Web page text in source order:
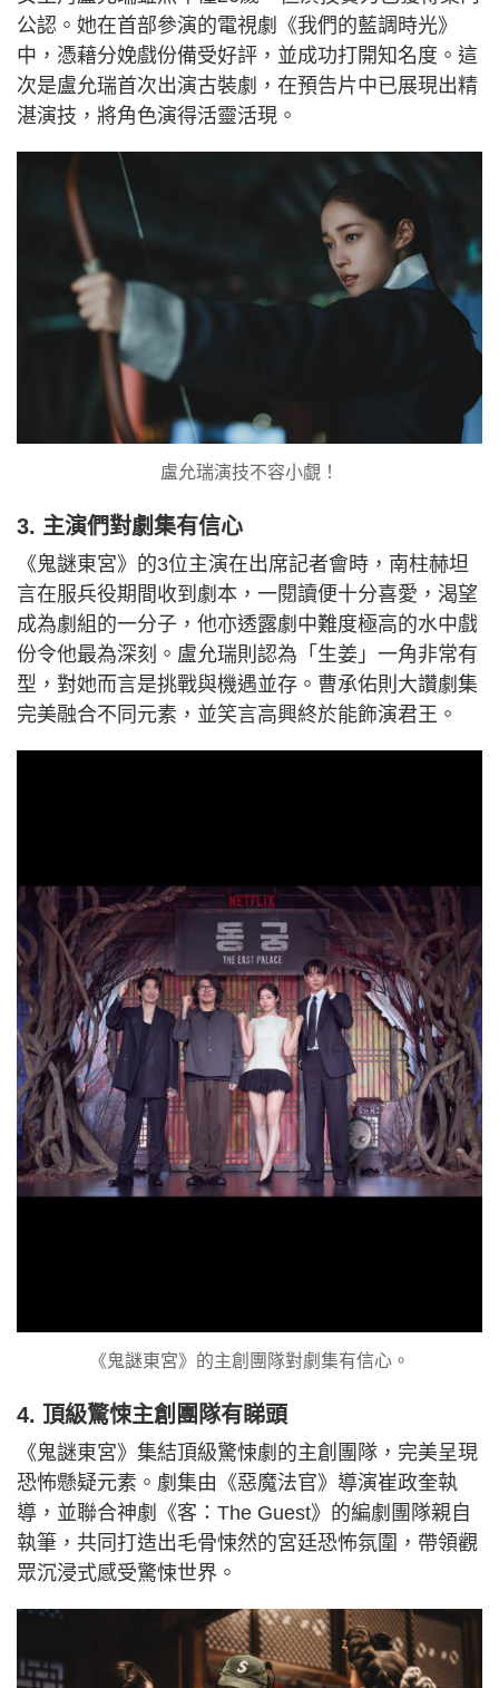
公認。她在首部參演的電視劇《我們的藍調時光》
中，憑藉分娩戲份備受好評，並成功打開知名度。這
次是盧允瑞首次出演古裝劇，在預告片中已展現出精
湛演技，將角色演得活靈活現。
盧允瑞演技不容小覷！
3. 主演們對劇集有信心
《鬼謎東宮》的3位主演在出席記者會時，南柱赫坦
言在服兵役期間收到劇本，一閱讀便十分喜愛，渴望
成為劇組的一分子，他亦透露劇中難度極高的水中戲
份令他最為深刻。盧允瑞則認為「生姜」一角非常有
型，對她而言是挑戰與機遇並存。曹承佑則大讚劇集
完美融合不同元素，並笑言高興終於能飾演君王。
《鬼謎東宮》的主創團隊對劇集有信心。
4. 頂級驚悚主創團隊有睇頭
《鬼謎東宮》集結頂級驚悚劇的主創團隊，完美呈現
恐怖懸疑元素。劇集由《惡魔法官》導演崔政奎執
導，並聯合神劇《客：The Guest》的編劇團隊親自
執筆，共同打造出毛骨悚然的宮廷恐怖氛圍，帶領觀
眾沉浸式感受驚悚世界。